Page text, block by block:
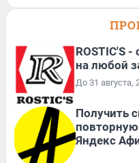
ROSTIC'S
на любой
До 31 августа,
Получить
Яндекс